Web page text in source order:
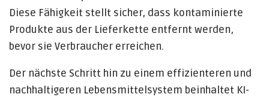
Diese Fähigkeit stellt sicher, dass kontaminierte
Produkte aus der Lieferkette entfernt werden,
bevor sie Verbraucher erreichen.
Der nächste Schritt hin zu einem effizienteren und
nachhaltigeren Lebensmittelsystem beinhaltet KI-